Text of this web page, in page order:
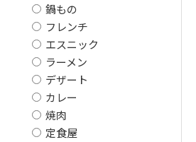
鍋もの
フレンチ
エスニック
ラーメン
デザート
カレー
焼肉
定食屋